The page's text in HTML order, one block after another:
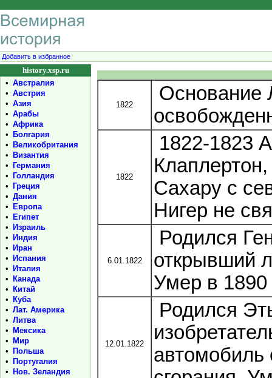
Добавить в избранное
history.xsp.ru
• Австралия
• Австрия
• Азия
• Арабы
• Африка
•
Болгария
•
Великобритания
•
Византия
•
Германия
•
Голландия
•
Греция
• Дания
•
Европа
•
Египет
•
Израиль
•
Индия
•
Иран
•
Испания
•
Италия
•
Канада
•
Китай
•
Куба
• Лат. Америка
• Литва
•
Мексика
•
Мир
•
Польша
•
Португалия
•
Нов. Зеландия
1822
Основание
1822
1822-1823
Сахару с
Нигер не
6.01.1822
Родился
открывший
Умер в 1890
12.01.1822
Родился
автомобиль